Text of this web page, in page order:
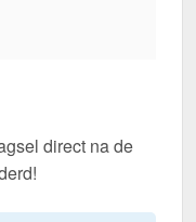
direct na de